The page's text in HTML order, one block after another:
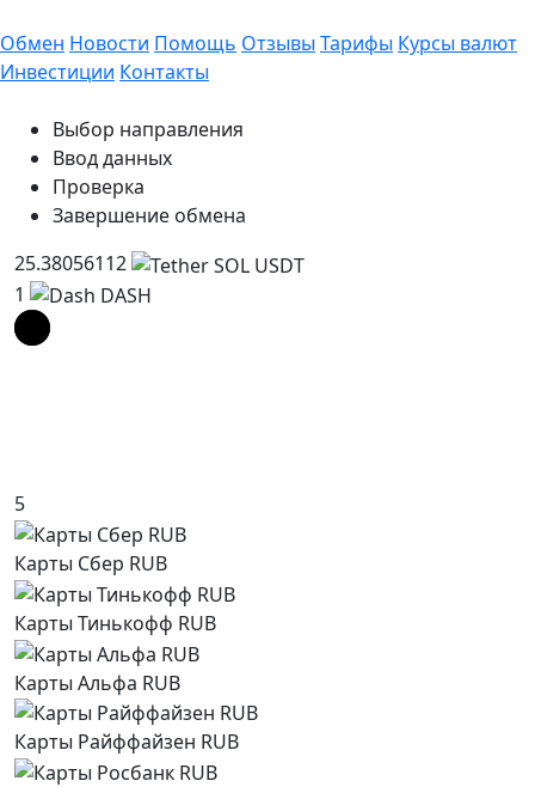
Обмен Новости Помощь Отзывы Тарифы Курсы валют
Инвестиции Контакты
Выбор направления
Ввод данных
Проверка
Завершение обмена
25.38056112
1
5
Карты Сбер RUB
Карты Тинькофф RUB
Карты Альфа RUB
Карты Райффайзен RUB